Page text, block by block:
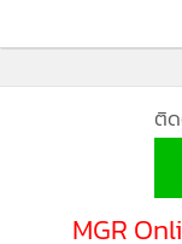
แต่ นายนิคม ไวยรั
หน้าที่ประธานการป
เห็นเป็นบทบาทหนึ่
การชุมนุมออกจาก
ถึงถึงอย่างไรก็ต้อง
หารือสถานการณ์บ้
ติด
MGR